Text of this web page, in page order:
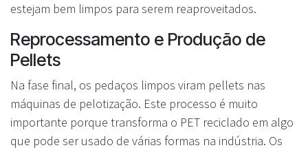
estejam bem limpos para serem reaproveitados.
Reprocessamento e Produção de
Pellets
Na fase final, os pedaços limpos viram pellets nas
máquinas de pelotização. Este processo é muito
importante porque transforma o PET reciclado em algo
que pode ser usado de várias formas na indústria. Os